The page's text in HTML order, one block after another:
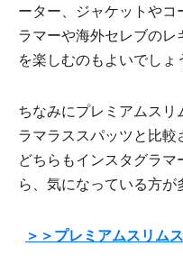
ーター、ジャケットや
ラマーや海外セレブの
を楽しむのもよいでしょ
ちなみにプレミアムス
ラマラススパッツと比較
どちらもインスタグラ
ら、気になっている方が
＞＞プレミアムスリム